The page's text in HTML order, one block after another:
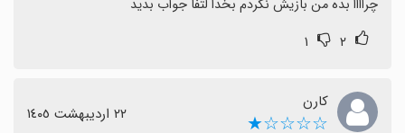
چراااا بده من بازیش نکردم بخدا لتفا جواب بدید
۲ ۱
کارن
☆☆☆☆★ ٢٢ اردیبهشت ١٤٠٥